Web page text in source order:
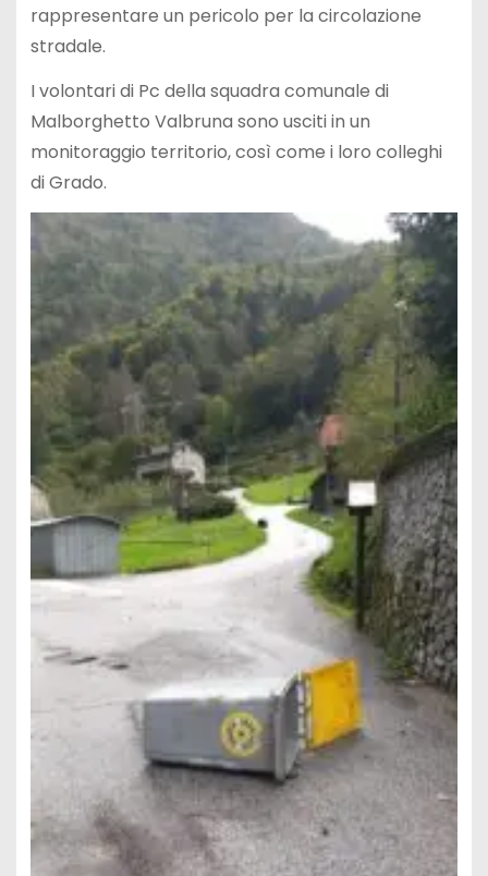
rappresentare un pericolo per la circolazione
stradale.
I volontari di Pc della squadra comunale di
Malborghetto Valbruna sono usciti in un
monitoraggio territorio, così come i loro colleghi
di Grado.